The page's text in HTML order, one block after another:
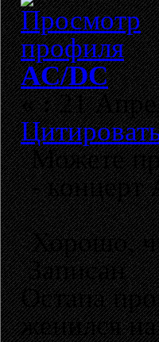
AC/DC
«:21
Можете
- концерт
Хорошо,
Записан
Остапа
женился